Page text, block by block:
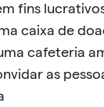
fins
caixa de
cafeteria
as